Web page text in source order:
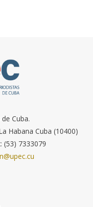
Cuba.
Habana Cuba (10400)
(53) 7333079